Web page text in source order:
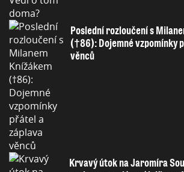
Poslední rozloučení s
(†86): Dojemné vzpomínky
věnců
Krvavý útok na Jaromíra